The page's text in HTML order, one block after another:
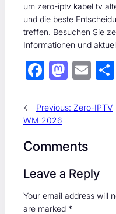
um zero-iptv kabel tv
und die beste
treffen. Besuchen Sie
Informationen und
F
e
b
o
M
to
o
n
E
ail
← Previous: Zero-IPTV
WM 2026
Comments
Leave a Reply
Your email address will
are marked *